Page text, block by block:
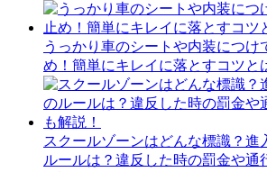
うっかり車のシートや内装につけ
め！簡単にキレイに落とすコツと
スクールゾーンはどんな標識？進
ルールは？違反した時の罰金や通